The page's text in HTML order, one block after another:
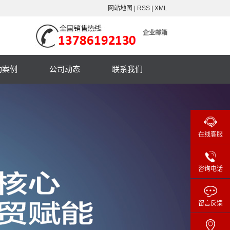
网站地图 RSS XML
企业邮箱
例 公司动态 联系我们
在线客服
咨询电话
留言反馈